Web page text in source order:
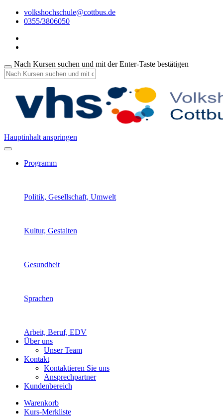
volkshochschule@cottbus.de
0355/3806050
Nach Kursen suchen und mit der Enter-Taste bestätigen
Hauptinhalt anspringen
Programm
Politik, Gesellschaft, Umwelt
Kultur, Gestalten
Gesundheit
Sprachen
Arbeit, Beruf, EDV
Über uns
Unser Team
Kontakt
Kontaktieren Sie uns
Ansprechpartner
Kundenbereich
Warenkorb
Kurs-Merkliste